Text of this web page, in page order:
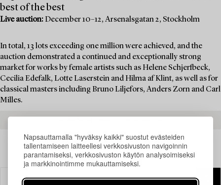
Napsauttamalla "hyväksy kaikki" suostut evästeiden
tallentamiseen laitteellesi verkkosivuston navigoinnin
parantamiseksi, verkkosivuston käytön analysoimiseksi
ja markkinointimme mukauttamiseksi.
best of the best
Live auction: December 10–12, Arsenalsgatan 2, Stockholm
In total, 13 lots exceeding one million were achieved, and the
auction demonstrated a continued and exceptionally strong
market for works by female artists such as Helene Schjerfbeck,
Cecilia Edefalk, Lotte Laserstein and Hilma af Klint, as well as for
classical masters including Bruno Liljefors, Anders Zorn and Carl
Milles.